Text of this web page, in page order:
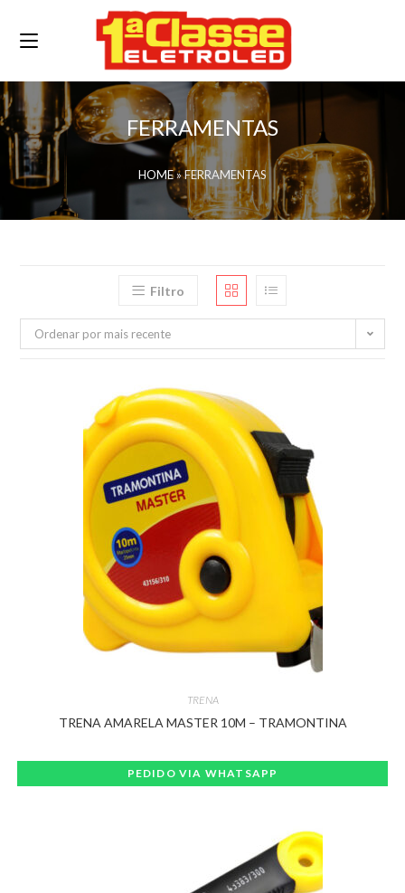
FERRAMENTAS
HOME»FERRAMENTAS
Filtro
Ordenar por mais recente
TRENA
TRENA AMARELA MASTER 10M – TRAMONTINA
PEDIDO VIA WHATSAPP